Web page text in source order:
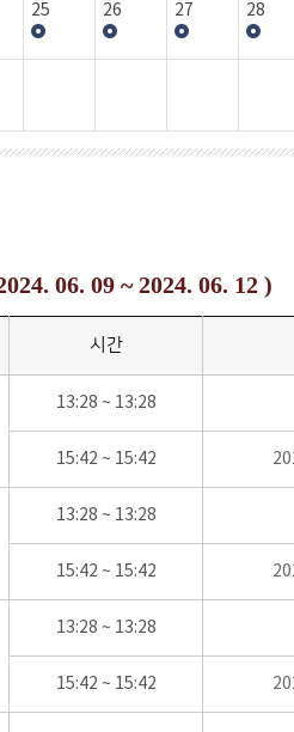
25 26 27 28
06. 09 ~ 2024. 06. 12 )
시간
13:28 ~ 13:28
15:42 ~ 15:42
13:28 ~ 13:28
15:42 ~ 15:42
13:28 ~ 13:28
15:42 ~ 15:42